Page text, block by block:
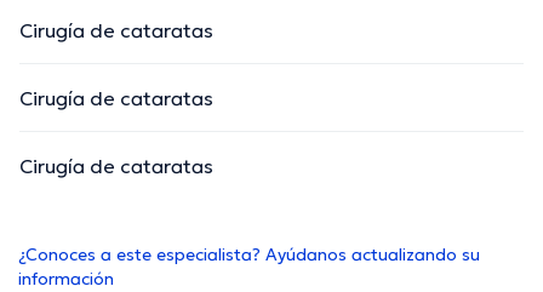
Cirugía de cataratas
Cirugía de cataratas
Cirugía de cataratas
¿Conoces a este especialista? Ayúdanos actualizando su
información